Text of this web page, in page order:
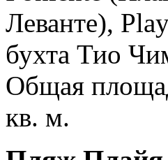
Леванте),
бухта Тио
Общая
кв. м.